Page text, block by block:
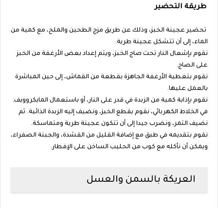
طريقة التحضير
تحضير عجينة الخبز، وذلك عن طريق مزج الطحين والملح، مع كمية من
الماء، إلى أن تتشكل عجينة طرية.
نقوم بإشعال النار تحت صاج الخبز، ويتم إعداد بعض الأرغفة من الخبز
على الصاج.
نقوم بتغطية الأرغفة الجاهزة بقطعة من القماش، إلى حين المباشرة
بالعمل عليها.
نقوم بإذابة كمية من الزبدة في قدر على النار، أو باستعمال المايكروويف.
في الخلاط الكهربائي، نقوم بقطع الخبز، ونضيف إليه الزبدة الذائبة. ثم
نضيف التمر، ونضرب جيدا إلى أن تتكون عجينة طرية ومتماسكة.
نقوم بتقديمه في طبق مع إضافة القليل من القشدة، والجبنة الصفراء،
ويمكن أن نأكله مع كوب من الحليب الساخن على الإفطار.
العريكة بالسمن والعسل